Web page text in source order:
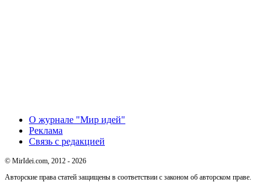
О журнале "Мир идей"
Реклама
Связь с редакцией
© MirIdei.com, 2012 - 2026
Авторские права статей защищены в соответствии с законом об авторском праве.